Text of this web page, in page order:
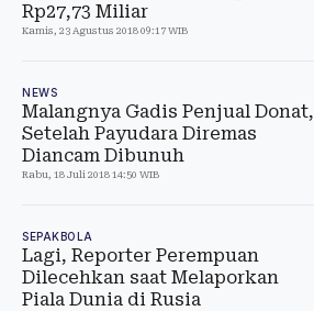
Rp27,73 Miliar
Kamis, 23 Agustus 2018 09:17 WIB
NEWS
Malangnya Gadis Penjual Donat,
Setelah Payudara Diremas
Diancam Dibunuh
Rabu, 18 Juli 2018 14:50 WIB
SEPAKBOLA
Lagi, Reporter Perempuan
Dilecehkan saat Melaporkan
Piala Dunia di Rusia